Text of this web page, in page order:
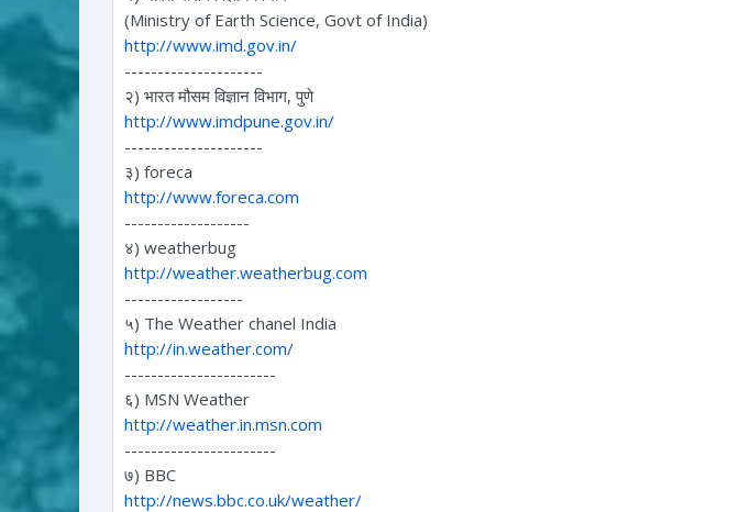
(Ministry of Earth Science, Govt of India)
http://www.imd.gov.in/
---------------------
२) भारत मौसम विज्ञान विभाग, पुणे
http://www.imdpune.gov.in/
---------------------
३) foreca
http://www.foreca.com
-------------------
४) weatherbug
http://weather.weatherbug.com
------------------
५) The Weather chanel India
http://in.weather.com/
-----------------------
६) MSN Weather
http://weather.in.msn.com
-----------------------
७) BBC
http://news.bbc.co.uk/weather/